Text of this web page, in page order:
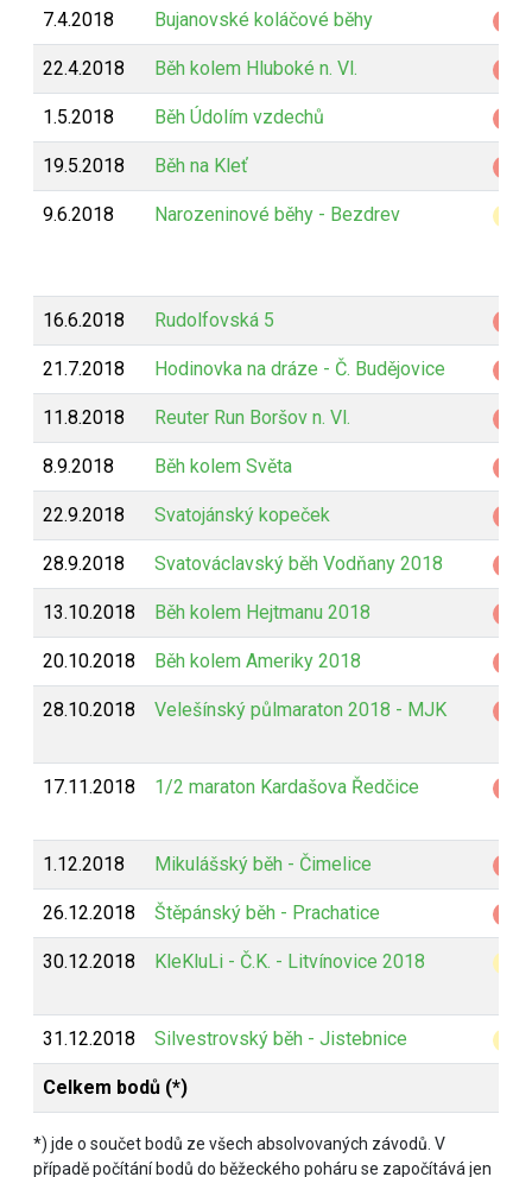
7.4.2018 Bujanovské koláčové běhy
22.4.2018 Běh kolem Hluboké n. Vl.
1.5.2018 Běh Údolím vzdechů
19.5.2018 Běh na Kleť
9.6.2018 Narozeninové běhy - Bezdrev
16.6.2018 Rudolfovská 5
21.7.2018 Hodinovka na dráze - Č. Budějovice
11.8.2018 Reuter Run Boršov n. Vl.
8.9.2018 Běh kolem Světa
22.9.2018 Svatojánský kopeček
28.9.2018 Svatováclavský běh Vodňany 2018
13.10.2018 Běh kolem Hejtmanu 2018
20.10.2018 Běh kolem Ameriky 2018
28.10.2018 Velešínský půlmaraton 2018 - MJK
17.11.2018 1/2 maraton Kardašova Ředčice
1.12.2018 Mikulášský běh - Čimelice
26.12.2018 Štěpánský běh - Prachatice
30.12.2018 KleKluLi - Č.K. - Litvínovice 2018
31.12.2018 Silvestrovský běh - Jistebnice
Celkem bodů (*)
*) jde o součet bodů ze všech absolvovaných závodů. V
případě počítání bodů do běžeckého poháru se započítává jen